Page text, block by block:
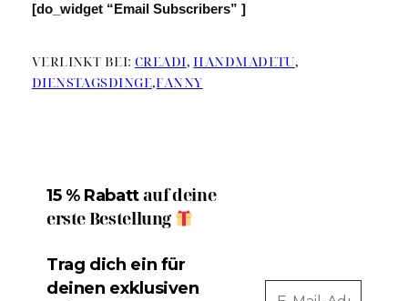
[do_widget “Email Subscribers” ]
VERLINKT BEI: CREADI, HANDMADETU,
DIENSTAGSDINGE,FANNY
15 % Rabattauf deine
erste Bestellung
Trag dich ein für
deinen exklusiven